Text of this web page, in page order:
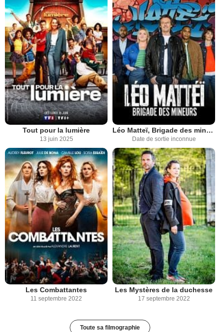
Tout pour la lumière
13 juin 2025
Léo Matteï, Brigade des mineurs
Date de sortie inconnue
Les Combattantes
11 septembre 2022
Les Mystères de la duchesse
17 septembre 2022
Toute sa filmographie